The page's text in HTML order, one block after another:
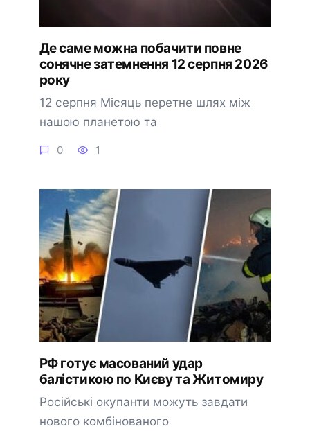
Де саме можна побачити повне
сонячне затемнення 12 серпня 2026
року
12 серпня Місяць перетне шлях між
нашою планетою та
0 1
РФ готує масований удар
балістикою по Києву та Житомиру
Російські окупанти можуть завдати
нового комбінованого